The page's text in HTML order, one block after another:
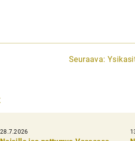
Seuraava:
28.7.2026